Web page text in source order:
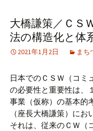
大橋謙策／ＣＳ
法の構造化と体
2021年1月2日 まち
日本でのＣＳＷ（コミ
の必要性と重要性は、
事業（仮称）の基本的
（座長大橋謙策）にお
それは、従来のＣＷ（